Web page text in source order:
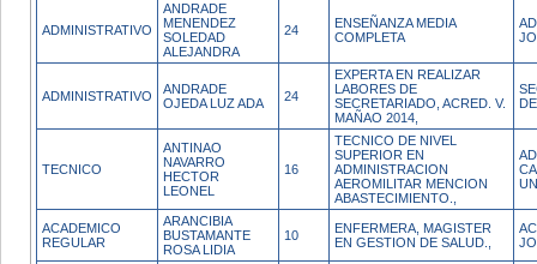
ADMINISTRATIVO
ANDRADE
MENENDEZ
SOLEDAD
ALEJANDRA
24
ENSEÑANZA MEDIA
COMPLETA
ADMINISTRATIVO
ANDRADE
OJEDA LUZ ADA
24
EXPERTA EN REALIZAR
LABORES DE
SECRETARIADO, ACRED. V.
MAÑAO 2014,
TECNICO
ANTINAO
NAVARRO
HECTOR
LEONEL
16
TECNICO DE NIVEL
SUPERIOR EN
ADMINISTRACION
AEROMILITAR MENCION
ABASTECIMIENTO.,
ACADEMICO
REGULAR
ARANCIBIA
BUSTAMANTE
ROSA LIDIA
10
ENFERMERA, MAGISTER
EN GESTION DE SALUD.,